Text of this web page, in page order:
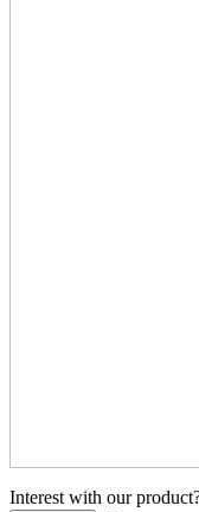
Interest with our